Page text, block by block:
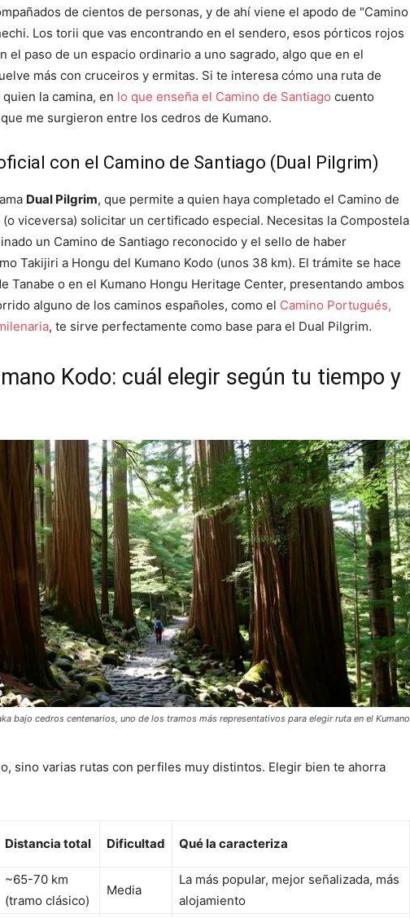
de cientos de personas, y de ahí viene el apodo de "Camino
Los torii que vas encontrando en el sendero, esos pórticos rojos
el paso de un espacio ordinario a uno sagrado, algo que en el
más con cruceiros y ermitas. Si te interesa cómo una ruta de
la camina, en lo que enseña el Camino de Santiago cuento
me surgieron entre los cedros de Kumano.
con el Camino de Santiago (Dual Pilgrim)
Dual Pilgrim, que permite a quien haya completado el Camino de
(o viceversa) solicitar un certificado especial. Necesitas la Compostela
un Camino de Santiago reconocido y el sello de haber
Takijiri a Hongu del Kumano Kodo (unos 38 km). El trámite se hace
Tanabe o en el Kumano Hongu Heritage Center, presentando ambos
alguno de los caminos españoles, como el Camino Portugués,
, te sirve perfectamente como base para el Dual Pilgrim.
Kodo: cuál elegir según tu tiempo y
bajo cedros centenarios, uno de los tramos más representativos para elegir ruta en el Kumano
sino varias rutas con perfiles muy distintos. Elegir bien te ahorra
Distancia total Dificultad Qué la caracteriza
~65-70 km
(tramo clásico)
Media
La más popular, mejor señalizada, más
alojamiento